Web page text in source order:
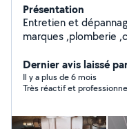
Présentation
Entretien et
marques ,plomberie ,chauffage
Dernier avis laissé
Il y a plus de 6 mois